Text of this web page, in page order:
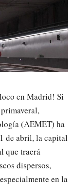
en Madrid! Si
(AEMET) ha
de abril, la capital
que traerá
dispersos,
en la